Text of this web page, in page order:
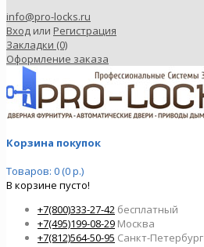
info@pro-locks.ru
Вход или Регистрация
Закладки (0)
Оформление заказа
Корзина покупок
Товаров: 0 (0 р.)
В корзине пусто!
+7(800)333-27-42 бесплатный
+7(495)199-08-29 Москва
+7(812)564-50-95 Санкт-Петербург